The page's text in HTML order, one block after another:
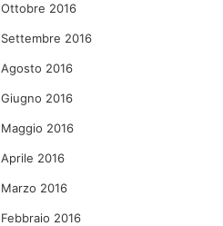
Ottobre 2016
Settembre 2016
Agosto 2016
Giugno 2016
Maggio 2016
Aprile 2016
Marzo 2016
Febbraio 2016